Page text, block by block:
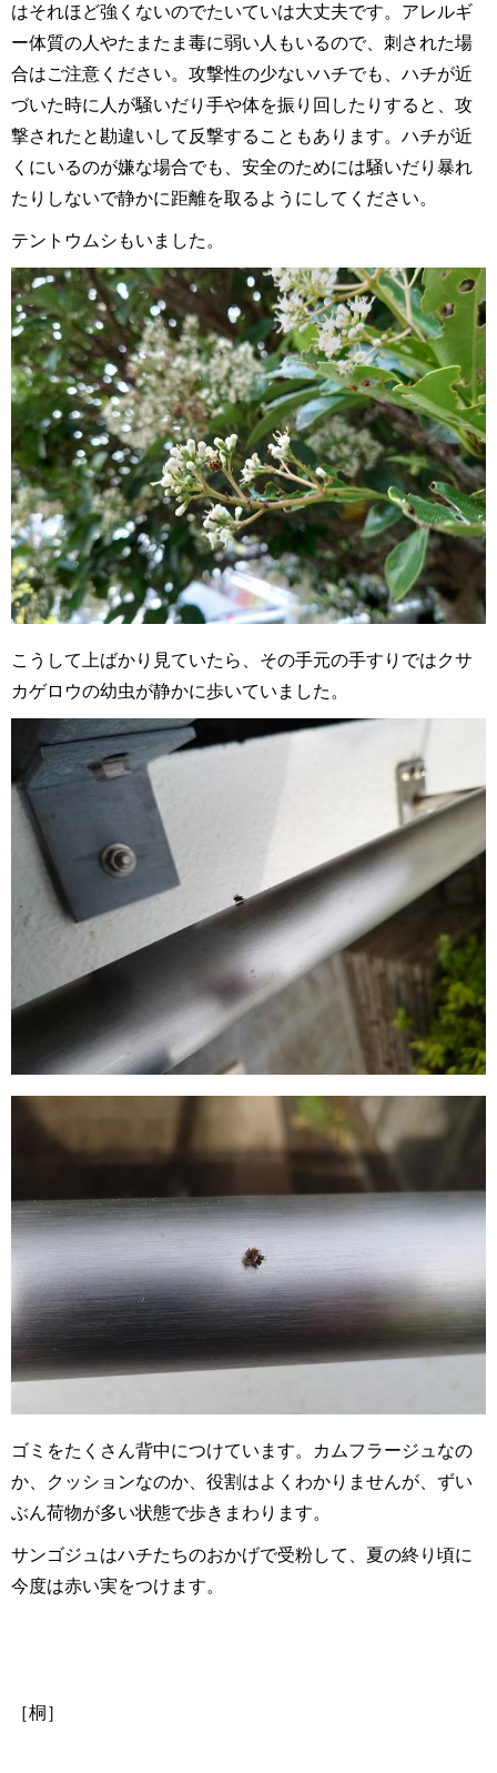
はそれほど強くないのでたいていは大丈夫です。アレルギ
ー体質の人やたまたま毒に弱い人もいるので、刺された場
合はご注意ください。攻撃性の少ないハチでも、ハチが近
づいた時に人が騒いだり手や体を振り回したりすると、攻
撃されたと勘違いして反撃することもあります。ハチが近
くにいるのが嫌な場合でも、安全のためには騒いだり暴れ
たりしないで静かに距離を取るようにしてください。
テントウムシもいました。
こうして上ばかり見ていたら、その手元の手すりではクサ
カゲロウの幼虫が静かに歩いていました。
ゴミをたくさん背中につけています。カムフラージュなの
か、クッションなのか、役割はよくわかりませんが、ずい
ぶん荷物が多い状態で歩きまわります。
サンゴジュはハチたちのおかげで受粉して、夏の終り頃に
今度は赤い実をつけます。
［桐］